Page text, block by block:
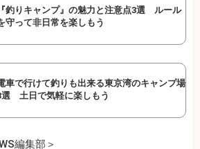
『釣りキャンプ』の魅力と注意点3選 ルール
守って非日常を楽しもう
車で行けて釣りも出来る東京湾のキャンプ場
選 土日で気軽に楽しもう
編集部＞